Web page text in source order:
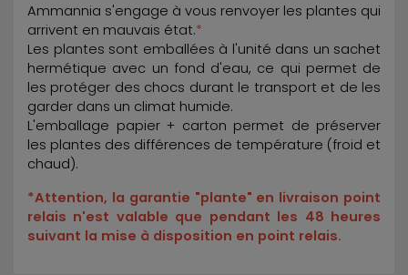
Ammannia s'engage à vous renvoyer les plantes qui
arrivent en mauvais état.*
Les plantes sont emballées à l'unité dans un sachet
hermétique avec un fond d'eau, ce qui permet de
les protéger des chocs durant le transport et de les
garder dans un climat humide.
L'emballage papier + carton permet de préserver
les plantes des différences de température (froid et
chaud).
*Attention, la garantie "plante" en livraison point
relais n'est valable que pendant les 48 heures
suivant la mise à disposition en point relais.